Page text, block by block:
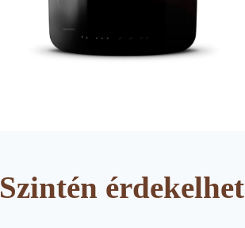
Szintén érdekelhet